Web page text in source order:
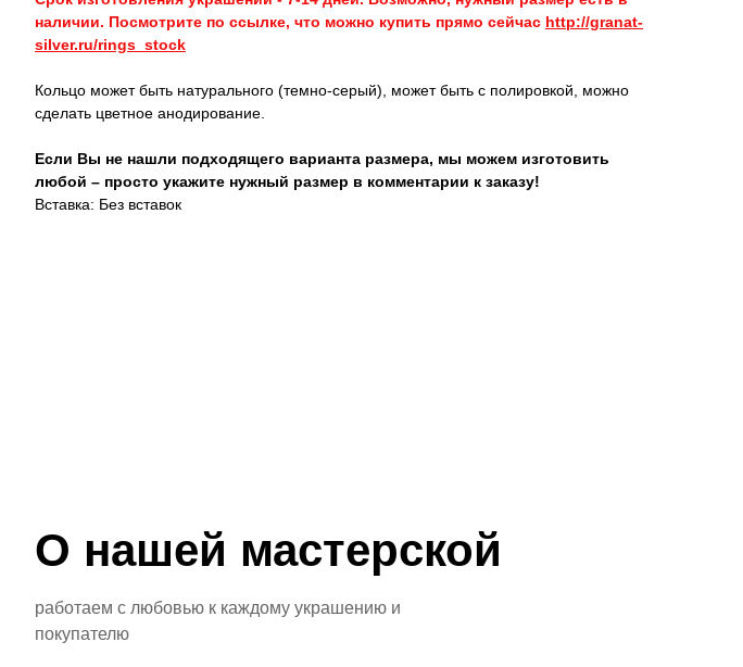
наличии. Посмотрите по ссылке, что можно купить прямо сейчас http://granat-
silver.ru/rings_stock
Кольцо может быть натурального (темно-серый), может быть с полировкой, можно
сделать цветное анодирование.
Если Вы не нашли подходящего варианта размера, мы можем изготовить
любой – просто укажите нужный размер в комментарии к заказу!
Вставка: Без вставок
О нашей мастерской
работаем с любовью к каждому украшению и
покупателю